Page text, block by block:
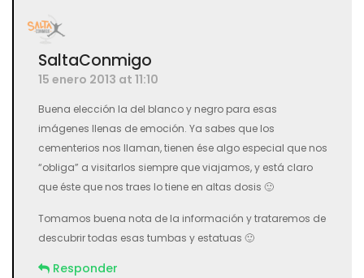
SaltaConmigo
15 enero 2013 at 11:10
Buena elección la del blanco y negro para esas
imágenes llenas de emoción. Ya sabes que los
cementerios nos llaman, tienen ése algo especial que nos
“obliga” a visitarlos siempre que viajamos, y está claro
que éste que nos traes lo tiene en altas dosis 🙂
Tomamos buena nota de la información y trataremos de
descubrir todas esas tumbas y estatuas 🙂
Responder